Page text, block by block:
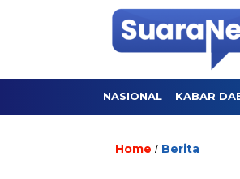
NASIONAL KABAR
Home / Berita